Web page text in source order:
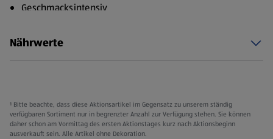
Geschmacksintensiv
Nährwerte
¹ Bitte beachte, dass diese Aktionsartikel im Gegensatz zu unserem ständig
verfügbaren Sortiment nur in begrenzter Anzahl zur Verfügung stehen. Sie können
daher schon am Vormittag des ersten Aktionstages kurz nach Aktionsbeginn
ausverkauft sein. Alle Artikel ohne Dekoration.